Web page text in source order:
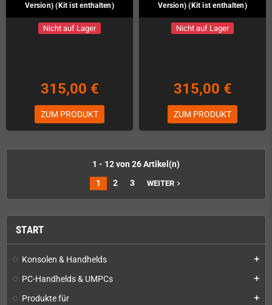
START
Konsolen & Handhelds add
PC-Handhelds & UMPCs add
Produkte für add
Version) (Kit ist enthalten)
Nicht auf Lager
315,00 €
ZUM PRODUKT
Version) (Kit ist enthalten)
Nicht auf Lager
315,00 €
ZUM PRODUKT
1 - 12 von 26 Artikel(n)
1
2 3 WEITERnavigate_next